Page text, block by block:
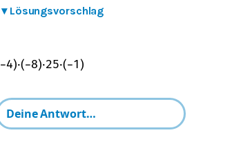
▾ Lösungsvorschlag
−4)⋅(−8)⋅25⋅(−1 )